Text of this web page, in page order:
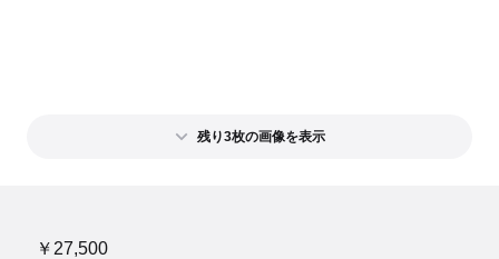
残り3枚の画像を表示
￥27,500